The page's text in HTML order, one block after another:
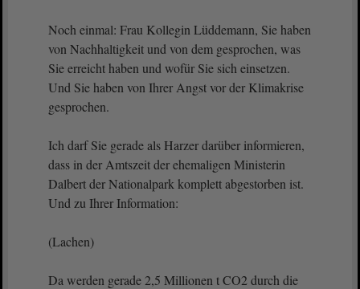
Noch einmal: Frau Kollegin Lüddemann, Sie haben
von Nachhaltigkeit und von dem gesprochen, was
Sie erreicht haben und wofür Sie sich einsetzen.
Und Sie haben von Ihrer Angst vor der Klimakrise
gesprochen.
Ich darf Sie gerade als Harzer darüber informieren,
dass in der Amtszeit der ehemaligen Ministerin
Dalbert der Nationalpark komplett abgestorben ist.
Und zu Ihrer Information:
(Lachen)
Da werden gerade 2,5 Millionen t CO2 durch die